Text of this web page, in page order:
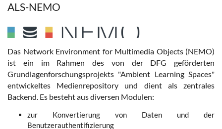
ALS-NEMO
Das Network Environment for Multimedia Objects (NEMO)
ist ein im Rahmen des von der DFG geförderten
Grundlagenforschungsprojekts "Ambient Learning Spaces"
entwickeltes Medienrepository und dient als zentrales
Backend. Es besteht aus diversen Modulen:
zur Konvertierung von Daten und der
Benutzerauthentifizierung